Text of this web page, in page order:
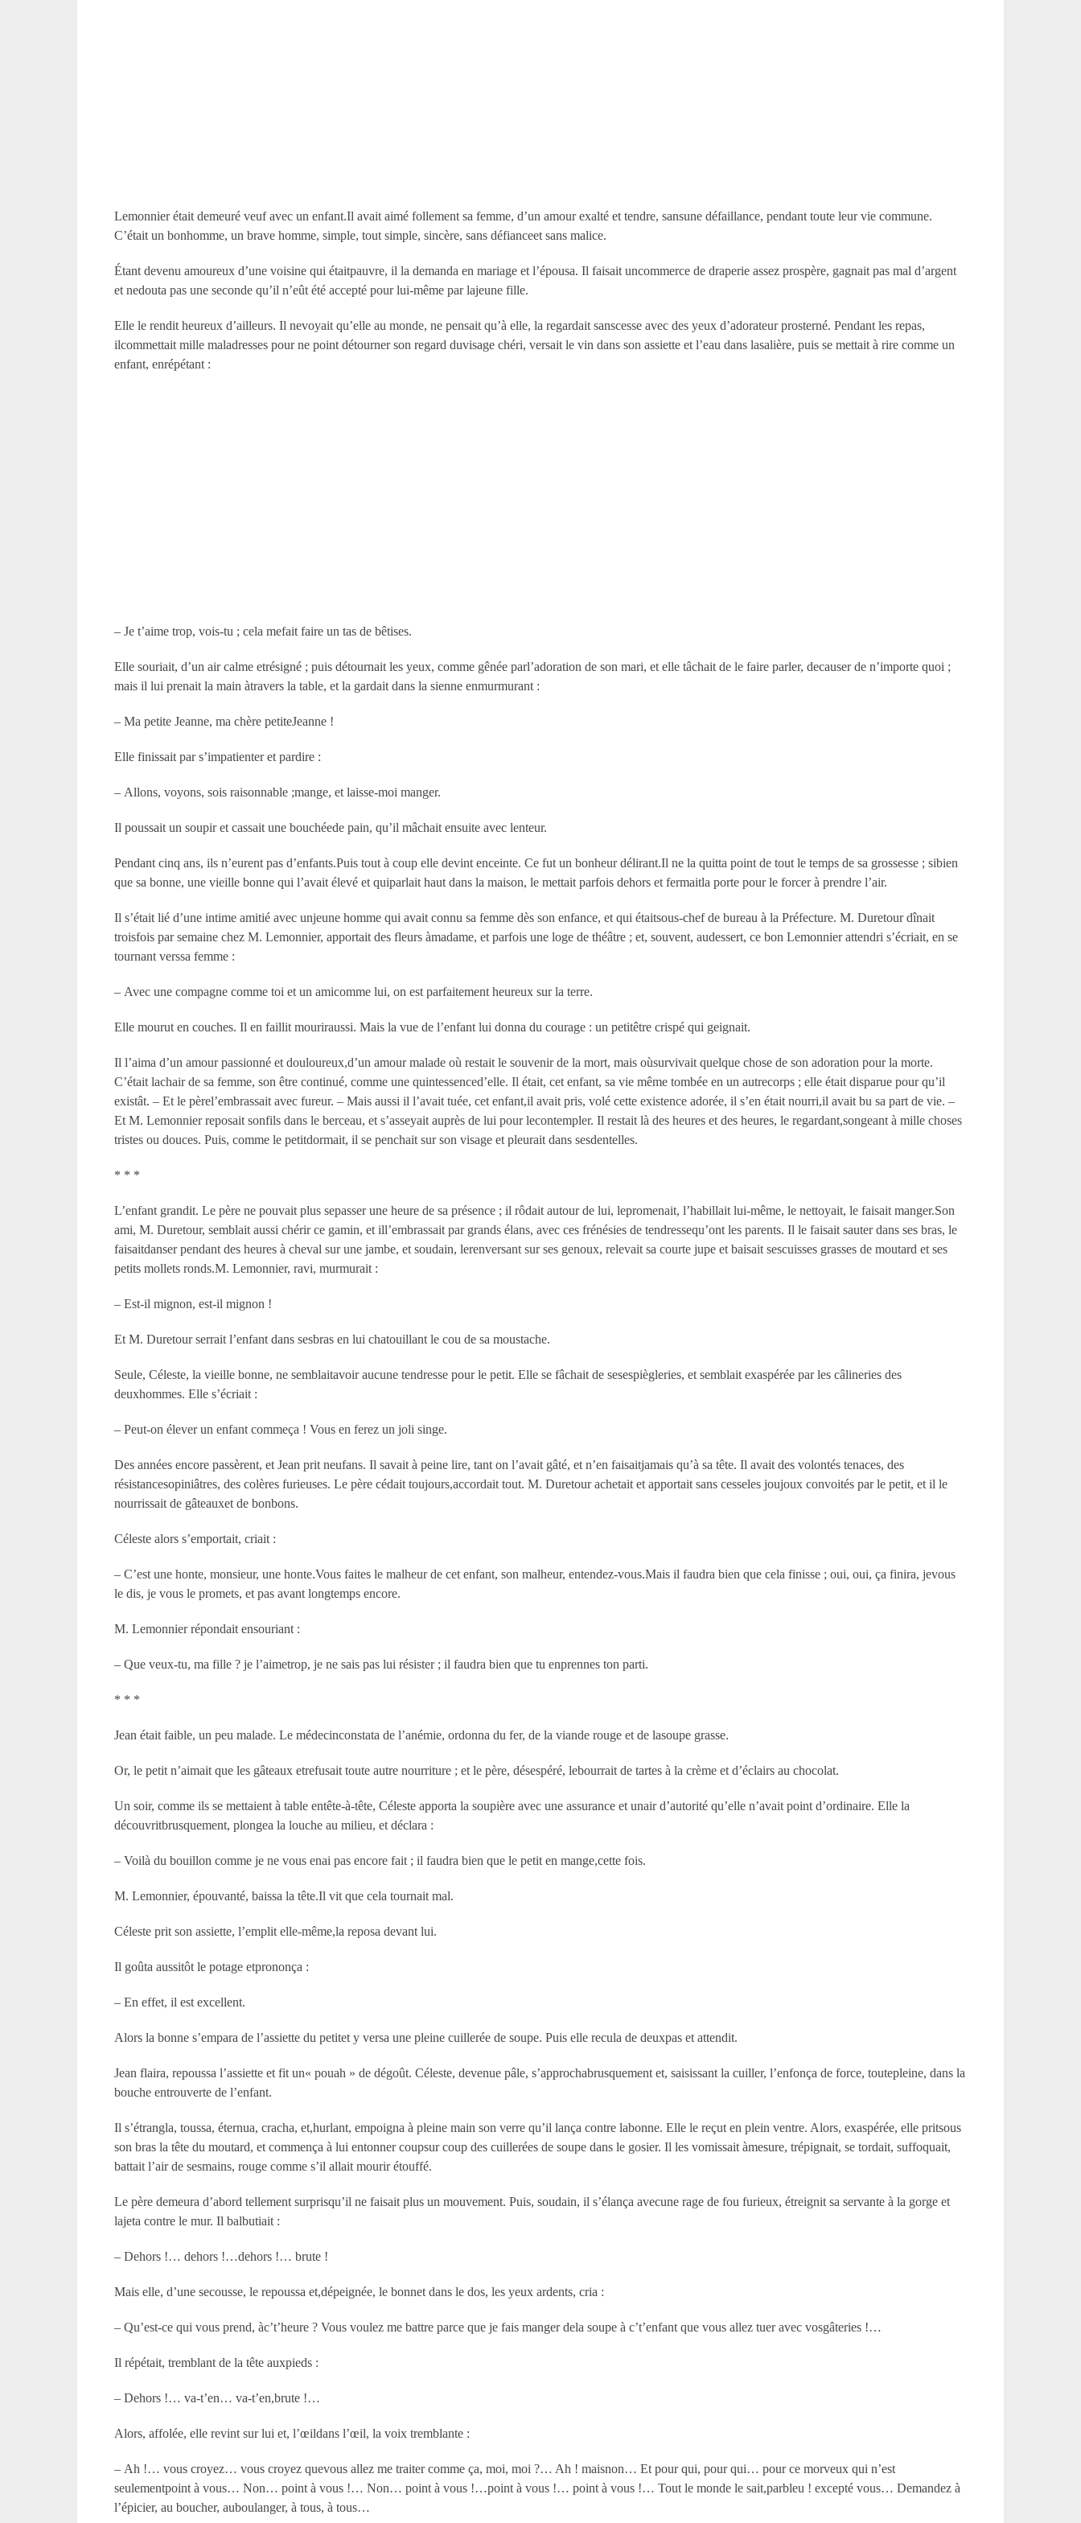
Lemonnier était demeuré veuf avec un enfant.Il avait aimé follement sa femme, d’un amour exalté et tendre, sansune défaillance, pendant toute leur vie commune.
C’était un bonhomme, un brave homme, simple, tout simple, sincère, sans défianceet sans malice.
Étant devenu amoureux d’une voisine qui étaitpauvre, il la demanda en mariage et l’épousa. Il faisait uncommerce de draperie assez prospère, gagnait pas mal d’argent
et nedouta pas une seconde qu’il n’eût été accepté pour lui-même par lajeune fille.
Elle le rendit heureux d’ailleurs. Il nevoyait qu’elle au monde, ne pensait qu’à elle, la regardait sanscesse avec des yeux d’adorateur prosterné. Pendant les repas,
ilcommettait mille maladresses pour ne point détourner son regard duvisage chéri, versait le vin dans son assiette et l’eau dans lasalière, puis se mettait à rire comme un
enfant, enrépétant :
– Je t’aime trop, vois-tu ; cela mefait faire un tas de bêtises.
Elle souriait, d’un air calme etrésigné ; puis détournait les yeux, comme gênée parl’adoration de son mari, et elle tâchait de le faire parler, decauser de n’importe quoi ;
mais il lui prenait la main àtravers la table, et la gardait dans la sienne enmurmurant :
– Ma petite Jeanne, ma chère petiteJeanne !
Elle finissait par s’impatienter et pardire :
– Allons, voyons, sois raisonnable ;mange, et laisse-moi manger.
Il poussait un soupir et cassait une bouchéede pain, qu’il mâchait ensuite avec lenteur.
Pendant cinq ans, ils n’eurent pas d’enfants.Puis tout à coup elle devint enceinte. Ce fut un bonheur délirant.Il ne la quitta point de tout le temps de sa grossesse ; sibien
que sa bonne, une vieille bonne qui l’avait élevé et quiparlait haut dans la maison, le mettait parfois dehors et fermaitla porte pour le forcer à prendre l’air.
Il s’était lié d’une intime amitié avec unjeune homme qui avait connu sa femme dès son enfance, et qui étaitsous-chef de bureau à la Préfecture. M. Duretour dînait
troisfois par semaine chez M. Lemonnier, apportait des fleurs àmadame, et parfois une loge de théâtre ; et, souvent, audessert, ce bon Lemonnier attendri s’écriait, en se
tournant verssa femme :
– Avec une compagne comme toi et un amicomme lui, on est parfaitement heureux sur la terre.
Elle mourut en couches. Il en faillit mouriraussi. Mais la vue de l’enfant lui donna du courage : un petitêtre crispé qui geignait.
Il l’aima d’un amour passionné et douloureux,d’un amour malade où restait le souvenir de la mort, mais oùsurvivait quelque chose de son adoration pour la morte.
C’était lachair de sa femme, son être continué, comme une quintessenced’elle. Il était, cet enfant, sa vie même tombée en un autrecorps ; elle était disparue pour qu’il
existât. – Et le pèrel’embrassait avec fureur. – Mais aussi il l’avait tuée, cet enfant,il avait pris, volé cette existence adorée, il s’en était nourri,il avait bu sa part de vie. –
Et M. Lemonnier reposait sonfils dans le berceau, et s’asseyait auprès de lui pour lecontempler. Il restait là des heures et des heures, le regardant,songeant à mille choses
tristes ou douces. Puis, comme le petitdormait, il se penchait sur son visage et pleurait dans sesdentelles.
* * *
L’enfant grandit. Le père ne pouvait plus sepasser une heure de sa présence ; il rôdait autour de lui, lepromenait, l’habillait lui-même, le nettoyait, le faisait manger.Son
ami, M. Duretour, semblait aussi chérir ce gamin, et ill’embrassait par grands élans, avec ces frénésies de tendressequ’ont les parents. Il le faisait sauter dans ses bras, le
faisaitdanser pendant des heures à cheval sur une jambe, et soudain, lerenversant sur ses genoux, relevait sa courte jupe et baisait sescuisses grasses de moutard et ses
petits mollets ronds.M. Lemonnier, ravi, murmurait :
– Est-il mignon, est-il mignon !
Et M. Duretour serrait l’enfant dans sesbras en lui chatouillant le cou de sa moustache.
Seule, Céleste, la vieille bonne, ne semblaitavoir aucune tendresse pour le petit. Elle se fâchait de sesespiègleries, et semblait exaspérée par les câlineries des
deuxhommes. Elle s’écriait :
– Peut-on élever un enfant commeça ! Vous en ferez un joli singe.
Des années encore passèrent, et Jean prit neufans. Il savait à peine lire, tant on l’avait gâté, et n’en faisaitjamais qu’à sa tête. Il avait des volontés tenaces, des
résistancesopiniâtres, des colères furieuses. Le père cédait toujours,accordait tout. M. Duretour achetait et apportait sans cesseles joujoux convoités par le petit, et il le
nourrissait de gâteauxet de bonbons.
Céleste alors s’emportait, criait :
– C’est une honte, monsieur, une honte.Vous faites le malheur de cet enfant, son malheur, entendez-vous.Mais il faudra bien que cela finisse ; oui, oui, ça finira, jevous
le dis, je vous le promets, et pas avant longtemps encore.
M. Lemonnier répondait ensouriant :
– Que veux-tu, ma fille ? je l’aimetrop, je ne sais pas lui résister ; il faudra bien que tu enprennes ton parti.
* * *
Jean était faible, un peu malade. Le médecinconstata de l’anémie, ordonna du fer, de la viande rouge et de lasoupe grasse.
Or, le petit n’aimait que les gâteaux etrefusait toute autre nourriture ; et le père, désespéré, lebourrait de tartes à la crème et d’éclairs au chocolat.
Un soir, comme ils se mettaient à table entête-à-tête, Céleste apporta la soupière avec une assurance et unair d’autorité qu’elle n’avait point d’ordinaire. Elle la
découvritbrusquement, plongea la louche au milieu, et déclara :
– Voilà du bouillon comme je ne vous enai pas encore fait ; il faudra bien que le petit en mange,cette fois.
M. Lemonnier, épouvanté, baissa la tête.Il vit que cela tournait mal.
Céleste prit son assiette, l’emplit elle-même,la reposa devant lui.
Il goûta aussitôt le potage etprononça :
– En effet, il est excellent.
Alors la bonne s’empara de l’assiette du petitet y versa une pleine cuillerée de soupe. Puis elle recula de deuxpas et attendit.
Jean flaira, repoussa l’assiette et fit un« pouah » de dégoût. Céleste, devenue pâle, s’approchabrusquement et, saisissant la cuiller, l’enfonça de force, toutepleine, dans la
bouche entrouverte de l’enfant.
Il s’étrangla, toussa, éternua, cracha, et,hurlant, empoigna à pleine main son verre qu’il lança contre labonne. Elle le reçut en plein ventre. Alors, exaspérée, elle pritsous
son bras la tête du moutard, et commença à lui entonner coupsur coup des cuillerées de soupe dans le gosier. Il les vomissait àmesure, trépignait, se tordait, suffoquait,
battait l’air de sesmains, rouge comme s’il allait mourir étouffé.
Le père demeura d’abord tellement surprisqu’il ne faisait plus un mouvement. Puis, soudain, il s’élança avecune rage de fou furieux, étreignit sa servante à la gorge et
lajeta contre le mur. Il balbutiait :
– Dehors !… dehors !…dehors !… brute !
Mais elle, d’une secousse, le repoussa et,dépeignée, le bonnet dans le dos, les yeux ardents, cria :
– Qu’est-ce qui vous prend, àc’t’heure ? Vous voulez me battre parce que je fais manger dela soupe à c’t’enfant que vous allez tuer avec vosgâteries !…
Il répétait, tremblant de la tête auxpieds :
– Dehors !… va-t’en… va-t’en,brute !…
Alors, affolée, elle revint sur lui et, l’œildans l’œil, la voix tremblante :
– Ah !… vous croyez… vous croyez quevous allez me traiter comme ça, moi, moi ?… Ah ! maisnon… Et pour qui, pour qui… pour ce morveux qui n’est
seulementpoint à vous… Non… point à vous !… Non… point à vous !…point à vous !… point à vous !… Tout le monde le sait,parbleu ! excepté vous… Demandez à
l’épicier, au boucher, auboulanger, à tous, à tous…